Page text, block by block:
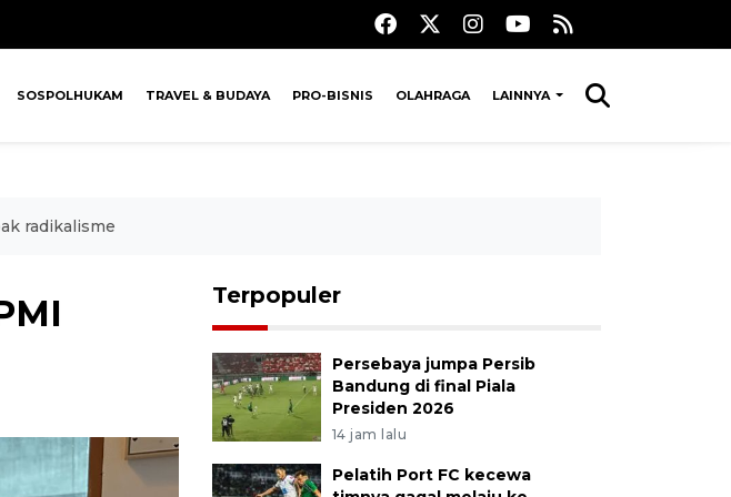
SOSPOLHUKAM TRAVEL & BUDAYA PRO-BISNIS OLAHRAGA LAINNYA
radikalisme
Terpopuler
Persebaya jumpa Persib
Bandung di final Piala
Presiden 2026
14 jam lalu
Pelatih Port FC kecewa